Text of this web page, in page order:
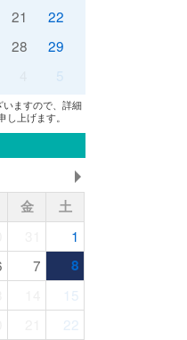
21
22
28
29
5
ますので、詳細
上げます。
金
土
1
7
8
15
22